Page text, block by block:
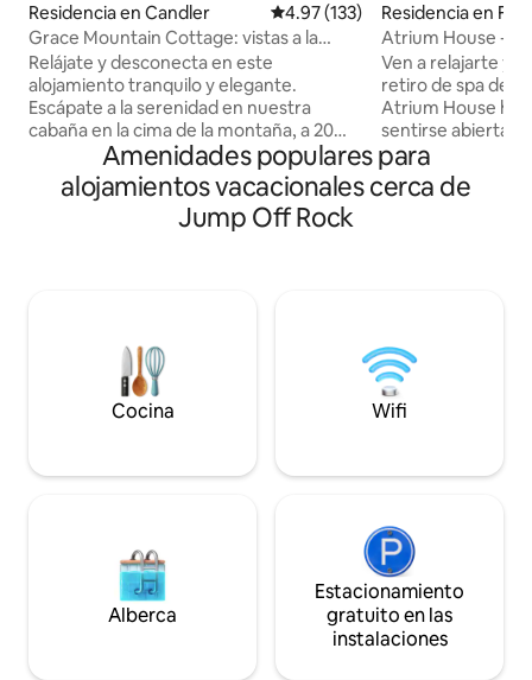
Residencia en Candler Calificación promedio: 4.97 de
4.97 (133)
Grace Mountain Cottage: vistas a la
montaña/tranquila y privada
Relájate y desconecta en este
alojamiento tranquilo y elegante.
Escápate a la serenidad en nuestra
cabaña en la cima de la montaña, a 20
minutos de Asheville. Disfruta de las
vistas panorámicas a la montaña desde
cada rincón de este encantador refugio.
Relájate junto al fuego al aire libre,
perfecta para una familia o amigos que
buscan tranquilidad y el abrazo de la
naturaleza. ¡Experimenta la esencia de la
vida de montaña con comodidad y estilo!
Residencia en
Atrium House -
Ven a relajarte y
retiro de spa de
Atrium House ha
sentirse abierta
montañoso y, al
permitirte
Nuestro jacuzzi
poco más de 15
centro de
Hendersonville,
Asheville y
Amenidades populares para
alojamientos vacacionales cerca de
Jump Off Rock
Cocina Wifi
Alberca
Estacionamiento
gratuito en las
instalaciones